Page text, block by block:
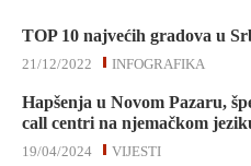
TOP 10 najvećih gradova u
INFOGRAFIKA
21/12/2022
Hapšenja u Novom Pazaru,
call centri na njemačkom
VIJESTI
19/04/2024